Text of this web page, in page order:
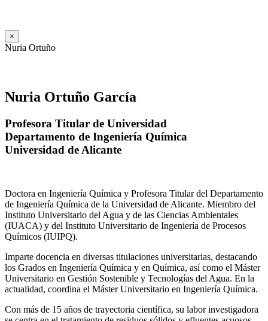
×
Nuria Ortuño
Nuria Ortuño García
Profesora Titular de Universidad
Departamento de Ingeniería Química
Universidad de Alicante
Doctora en Ingeniería Química y Profesora Titular del Departamento
de Ingeniería Química de la Universidad de Alicante. Miembro del
Instituto Universitario del Agua y de las Ciencias Ambientales
(IUACA) y del Instituto Universitario de Ingeniería de Procesos
Químicos (IUIPQ).
Imparte docencia en diversas titulaciones universitarias, destacando
los Grados en Ingeniería Química y en Química, así como el Máster
Universitario en Gestión Sostenible y Tecnologías del Agua. En la
actualidad, coordina el Máster Universitario en Ingeniería Química.
Con más de 15 años de trayectoria científica, su labor investigadora